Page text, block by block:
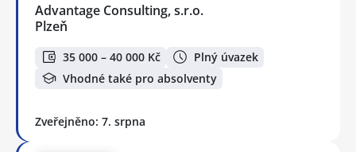
Advantage Consulting, s.r.o.
Plzeň
35 000 – 40 000 Kč
Plný úvazek
Vhodné také pro absolventy
Zveřejněno: 7. srpna